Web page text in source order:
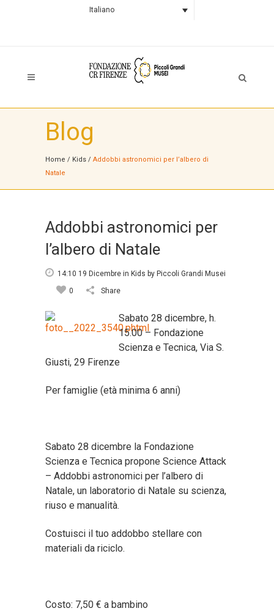
Italiano
Blog
Home / Kids / Addobbi astronomici per l’albero di
Natale
Addobbi astronomici per
l’albero di Natale
14:10 19 Dicembre in Kids by Piccoli Grandi Musei
0
Share
Sabato 28 dicembre, h.
15.00 – Fondazione
Scienza e Tecnica, Via S.
Giusti, 29 Firenze
Per famiglie (età minima 6 anni)
Sabato 28 dicembre la Fondazione
Scienza e Tecnica propone Science Attack
– Addobbi astronomici per l’albero di
Natale, un laboratorio di Natale su scienza,
riuso e manualità.
Costuisci il tuo addobbo stellare con
materiali da riciclo.
Costo: 7,50 € a bambino